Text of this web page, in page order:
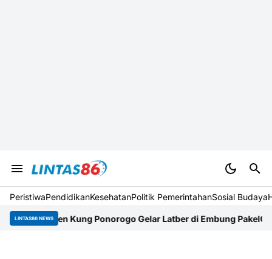
PeristiwaPendidikanKesehatanPolitik PemerintahanSosial Budaya
LINTAS86 NEWS
Tien Kung Ponorogo Gelar Latber di Embung PakelGandeng